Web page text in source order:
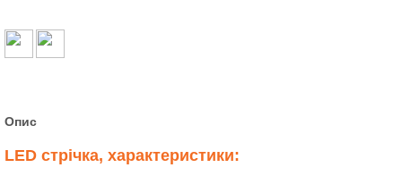
Опис
LED стрічка, характеристики: